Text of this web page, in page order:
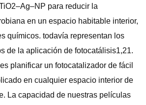
para reducir la
en un espacio habitable interior,
químicos. todavía representan los
de la aplicación de fotocatálisis1,21.
planificar un fotocatalizador de fácil
en cualquier espacio interior de
La capacidad de nuestras películas